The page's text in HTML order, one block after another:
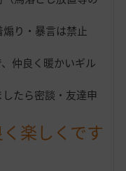
り・暴言は禁止
仲良く暖かいギル
たら密談・友達申
楽しくです